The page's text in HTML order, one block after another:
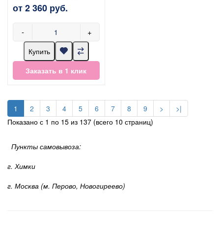
от 2 360 руб.
- +
Купить
Заказать в 1 клик
1 2 3 4 5 6 7 8 9 >
>|
Показано с 1 по 15 из 137 (всего 10 страниц)
Пункты самовывоза:
г. Химки
г. Москва (м. Перово, Новогиреево)